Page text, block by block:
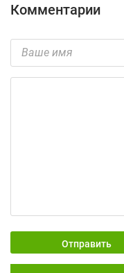
Комментарии
Отправить